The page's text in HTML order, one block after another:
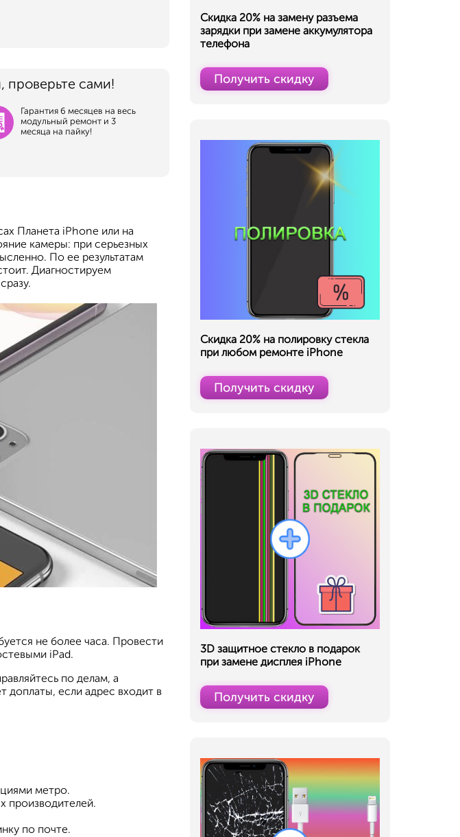
проверьте сами!
Гарантия 6 месяцев на весь
модульный ремонт и 3
месяца на пайку!
Планета iPhone или на
камеры: при серьезных
По ее результатам
Диагностируем
не более часа. Провести
iPad.
по делам, а
доплаты, если адрес входит в
метро.
производителей.
по почте.
Скидка 20% на замену разъема
зарядки при замене аккумулятора
телефона
Получить скидку
Скидка 20% на полировку стекла
при любом ремонте iPhone
Получить скидку
3D защитное стекло в подарок
при замене дисплея iPhone
Получить скидку